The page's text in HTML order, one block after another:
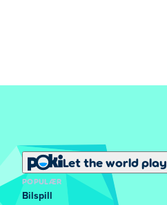
Let the world play
POPULÆR
Bilspill